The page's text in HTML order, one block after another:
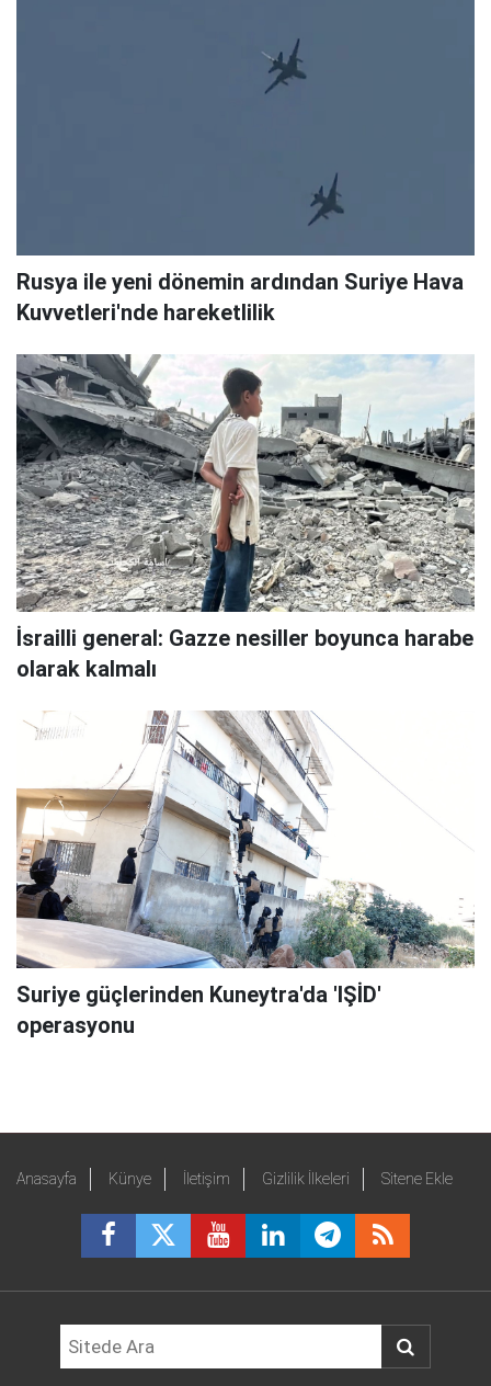
Rusya ile yeni dönemin ardından Suriye Hava
Kuvvetleri'nde hareketlilik
İsrailli general: Gazze nesiller boyunca harabe
olarak kalmalı
Suriye güçlerinden Kuneytra'da 'IŞİD'
operasyonu
Anasayfa Künye İletişim Gizlilik İlkeleri Sitene Ekle